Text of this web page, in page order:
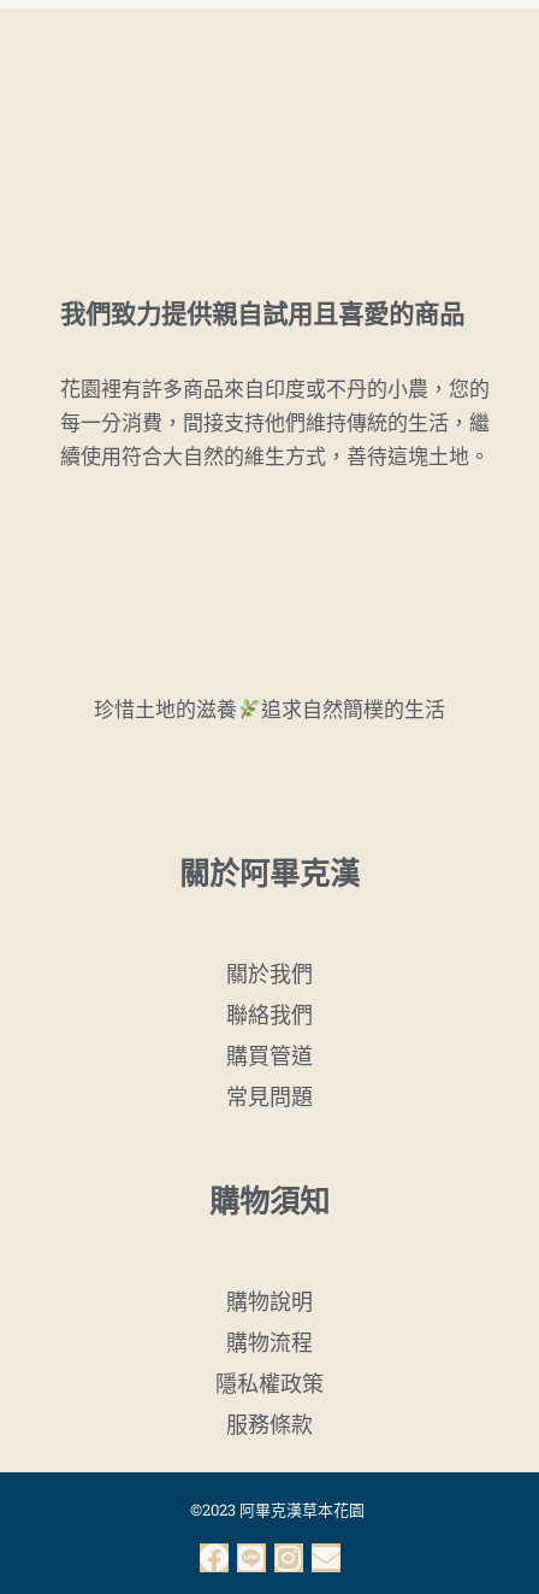
我們致力提供親自試用且喜愛的商品
花園裡有許多商品來自印度或不丹的小農，您的
每一分消費，間接支持他們維持傳統的生活，繼
續使用符合大自然的維生方式，善待這塊土地。
珍惜土地的滋養 追求自然簡樸的生活
關於阿畢克漢
關於我們
聯絡我們
購買管道
常見問題
購物須知
購物說明
購物流程
隱私權政策
服務條款
©2023 阿畢克漢草本花園
F
L
I
E